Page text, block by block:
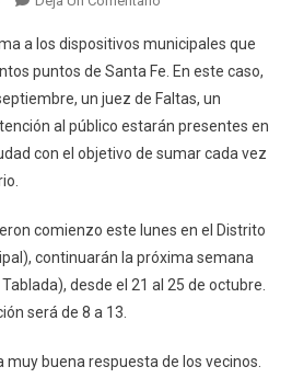
La
Atención
Descentralizada
Del
Tribunal
En
Los
Barrios
a los dispositivos municipales que
puntos de Santa Fe. En este caso,
un juez de Faltas, un
al público estarán presentes en
con el objetivo de sumar cada vez
comienzo este lunes en el Distrito
continuarán la próxima semana
desde el 21 al 25 de octubre.
será de 8 a 13.
muy buena respuesta de los vecinos.